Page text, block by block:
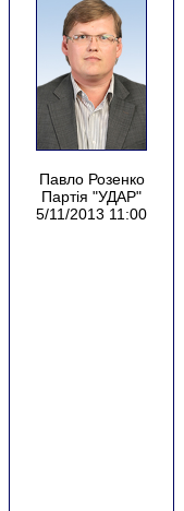
Павло Розенко
Партія "УДАР"
5/11/2013 11:00